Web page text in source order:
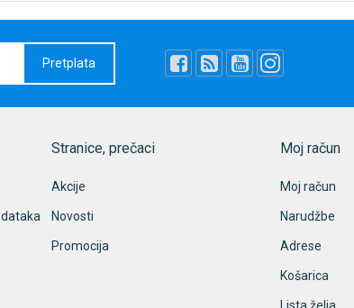
Pretplata
Stranice, prečaci
Akcije
Novosti
Promocija
Moj račun
Moj račun
Narudžbe
Adrese
Košarica